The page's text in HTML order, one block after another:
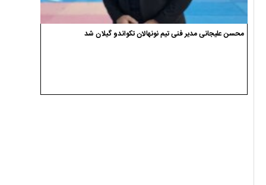
محسن علیجانی مدیر فنی تیم نونهالان تکواندو گیلان شد